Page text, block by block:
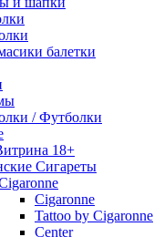
балетки
/ Футболки
18+
Сигареты
Cigaronne
Tattoo by Cigaronne
Center